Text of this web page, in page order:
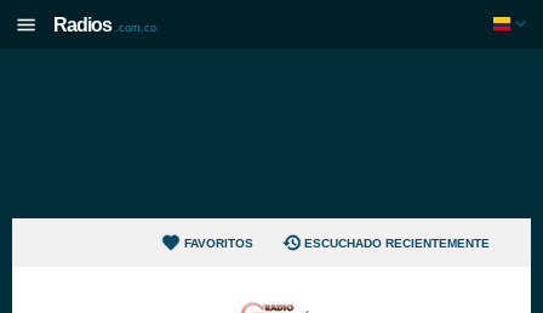
Radios .com.co
FAVORITOS ESCUCHADO RECIENTEMENTE